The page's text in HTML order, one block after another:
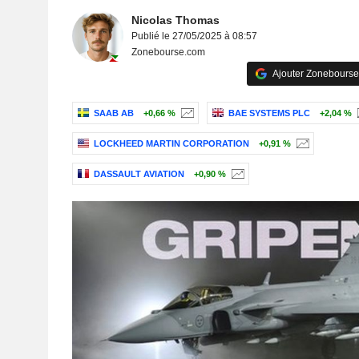
Nicolas Thomas
Publié le 27/05/2025 à 08:57
Zonebourse.com
Ajouter
SAAB AB +0,66 % BAE SYSTEMS PLC +2,04 %
LOCKHEED MARTIN CORPORATION +0,91 %
DASSAULT AVIATION +0,90 %